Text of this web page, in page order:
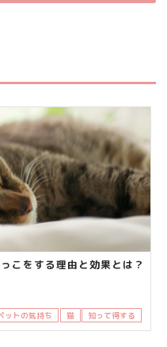
こをする理由と効果とは？
ットの気持ち 猫 知って得する